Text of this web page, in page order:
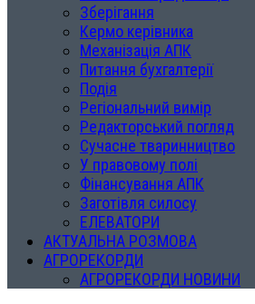
Зберігання
Кермо керівника
Механізація АПК
Питання бухгалтерії
Подія
Регіональний вимір
Редакторський погляд
Сучасне тваринництво
У правовому полі
Фінансування АПК
Заготівля силосу
ЕЛЕВАТОРИ
АКТУАЛЬНА РОЗМОВА
АГРОРЕКОРДИ
АГРОРЕКОРДИ НОВИНИ